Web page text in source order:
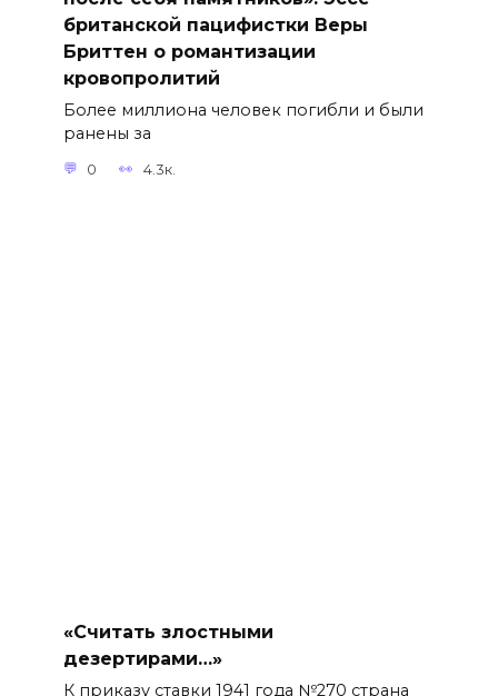
британской пацифистки Веры
Бриттен о романтизации
кровопролитий
Более миллиона человек погибли и были
ранены за
0 4.3к.
«Считать злостными
дезертирами…»
К приказу ставки 1941 года №270 страна